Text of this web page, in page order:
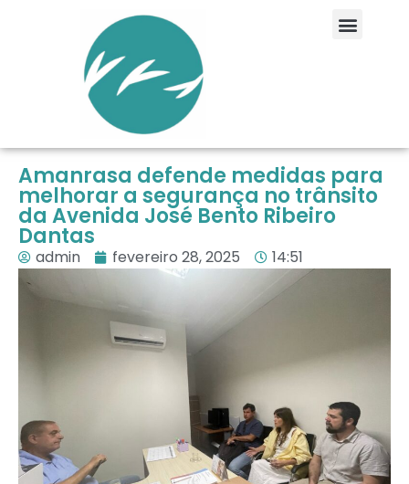
Amanrasa defende medidas para
melhorar a segurança no trânsito
da Avenida José Bento Ribeiro
Dantas
admin fevereiro 28, 2025 14:51